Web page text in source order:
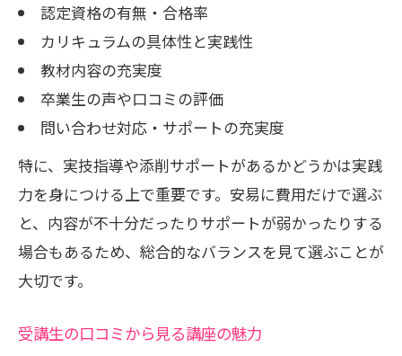
認定資格の有無・合格率
カリキュラムの具体性と実践性
教材内容の充実度
卒業生の声や口コミの評価
問い合わせ対応・サポートの充実度
特に、実技指導や添削サポートがあるかどうかは実践
力を身につける上で重要です。安易に費用だけで選ぶ
と、内容が不十分だったりサポートが弱かったりする
場合もあるため、総合的なバランスを見て選ぶことが
大切です。
受講生の口コミから見る講座の魅力